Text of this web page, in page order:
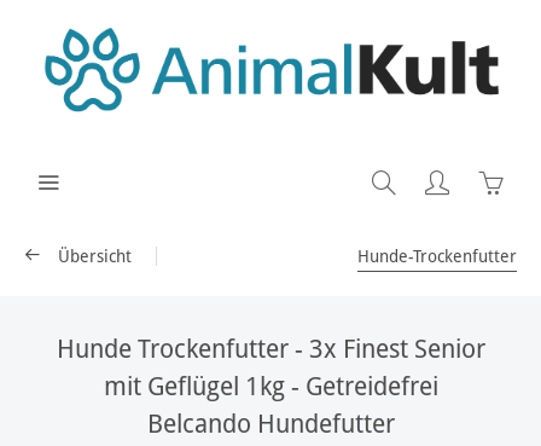
Übersicht Hunde-Trockenfutter
Hunde Trockenfutter - 3x Finest Senior
mit Geflügel 1kg - Getreidefrei
Belcando Hundefutter